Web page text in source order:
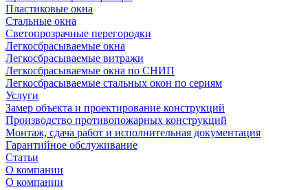
Пластиковые окна
Стальные окна
Светопрозрачные перегородки
Легкосбрасываемые окна
Легкосбрасываемые витражи
Легкосбрасываемые окна по СНИП
Легкосбрасываемые стальных окон по сериям
Услуги
Замер объекта и проектирование конструкций
Производство противопожарных конструкций
Монтаж, сдача работ и исполнительная документация
Гарантийное обслуживание
Статьи
О компании
О компании